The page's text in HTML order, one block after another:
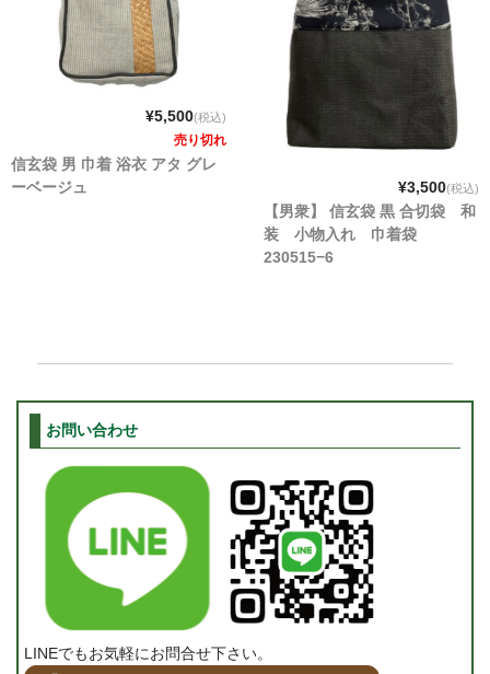
¥5,500(税込)
売り切れ
信玄袋 男 巾着 浴衣 アタ グレ
ーベージュ
¥3,500(税込)
【男衆】 信玄袋 黒 合切袋 和
装 小物入れ 巾着袋
230515−6
お問い合わせ
LINEでもお気軽にお問合せ下さい。